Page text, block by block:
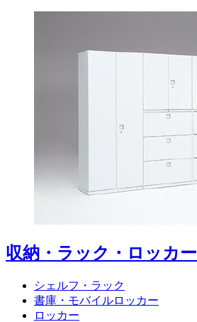
収納・ラック・ロッカー
シェルフ・ラック
書庫・モバイルロッカー
ロッカー